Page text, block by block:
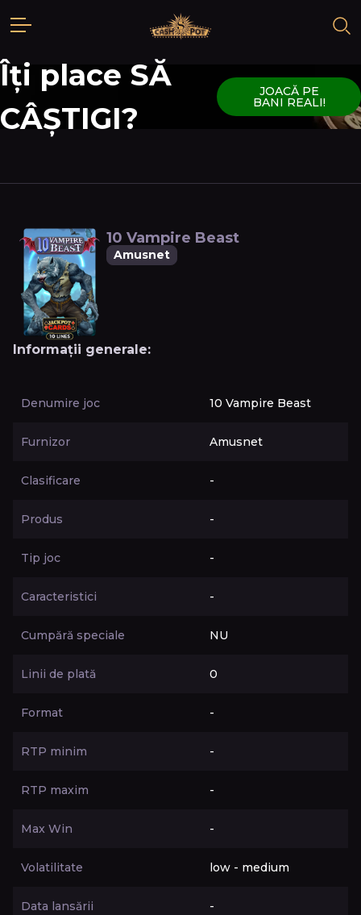
Îți place SĂ
CÂȘTIGI?
JOACĂ PE
BANI REALI!
10 Vampire Beast
Amusnet
Informații generale:
Denumire joc 10 Vampire Beast
Furnizor Amusnet
Clasificare -
Produs -
Tip joc -
Caracteristici -
Cumpără speciale NU
Linii de plată 0
Format -
RTP minim -
RTP maxim -
Max Win -
Volatilitate low - medium
Data lansării -